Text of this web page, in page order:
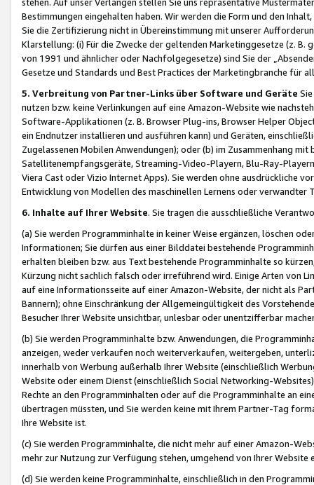
Bestimmungen eingehalten haben. Wir werden die Form und den
Sie die Zertifizierung nicht in Übereinstimmung mit unserer
Klarstellung: (i) Für die Zwecke der geltenden Marketinggesetze (z. B.
von 1991 und ähnlicher oder Nachfolgegesetze) sind Sie der
Gesetze und Standards und Best Practices der Marketingbranche für
5. Verbreitung von Partner-Links über Software und Geräte
nutzen bzw. keine Verlinkungen auf eine Amazon-Website wie
Software-Applikationen (z. B. Browser Plug-ins, Browser Helper
ein Endnutzer installieren und ausführen kann) und Geräten,
Zugelassenen Mobilen Anwendungen); oder (b) im Zusammenhang
Satellitenempfangsgeräte, Streaming-Video-Playern, Blu-Ray-
Viera Cast oder Vizio Internet Apps). Sie werden ohne ausdrückliche
Entwicklung von Modellen des maschinellen Lernens oder
6. Inhalte auf Ihrer Website. Sie tragen die ausschließliche
(a) Sie werden Programminhalte in keiner Weise ergänzen, löschen
Informationen; Sie dürfen aus einer Bilddatei bestehende
erhalten bleiben bzw. aus Text bestehende Programminhalte so
Kürzung nicht sachlich falsch oder irreführend wird. Einige Arten von
auf eine Informationsseite auf einer Amazon-Website, der nicht als
Bannern); ohne Einschränkung der Allgemeingültigkeit des
Besucher Ihrer Website unsichtbar, unlesbar oder unentzifferbar
(b) Sie werden Programminhalte bzw. Anwendungen, die
anzeigen, weder verkaufen noch weiterverkaufen, weitergeben,
innerhalb von Werbung außerhalb Ihrer Website (einschließlich
Website oder einem Dienst (einschließlich Social Networking-
Rechte an den Programminhalten oder auf die Programminhalte an
übertragen müssten, und Sie werden keine mit Ihrem Partner-Tag
Ihre Website ist.
(c) Sie werden Programminhalte, die nicht mehr auf einer Amazon-
mehr zur Nutzung zur Verfügung stehen, umgehend von Ihrer
(d) Sie werden keine Programminhalte, einschließlich in den